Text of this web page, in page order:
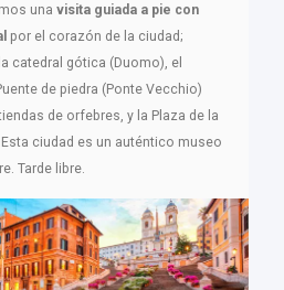
una visita guiada a pie con
por el corazón de la ciudad;
catedral gótica (Duomo), el
de piedra (Ponte Vecchio)
de orfebres, y la Plaza de la
ciudad es un auténtico museo
Tarde libre.